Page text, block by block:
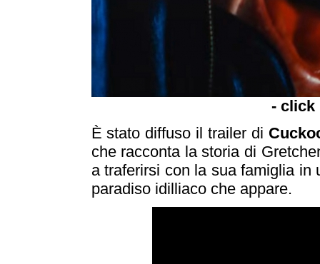
- click
È stato diffuso il trailer di
che racconta la storia di
a traferirsi con la sua famiglia
paradiso idilliaco che appare.